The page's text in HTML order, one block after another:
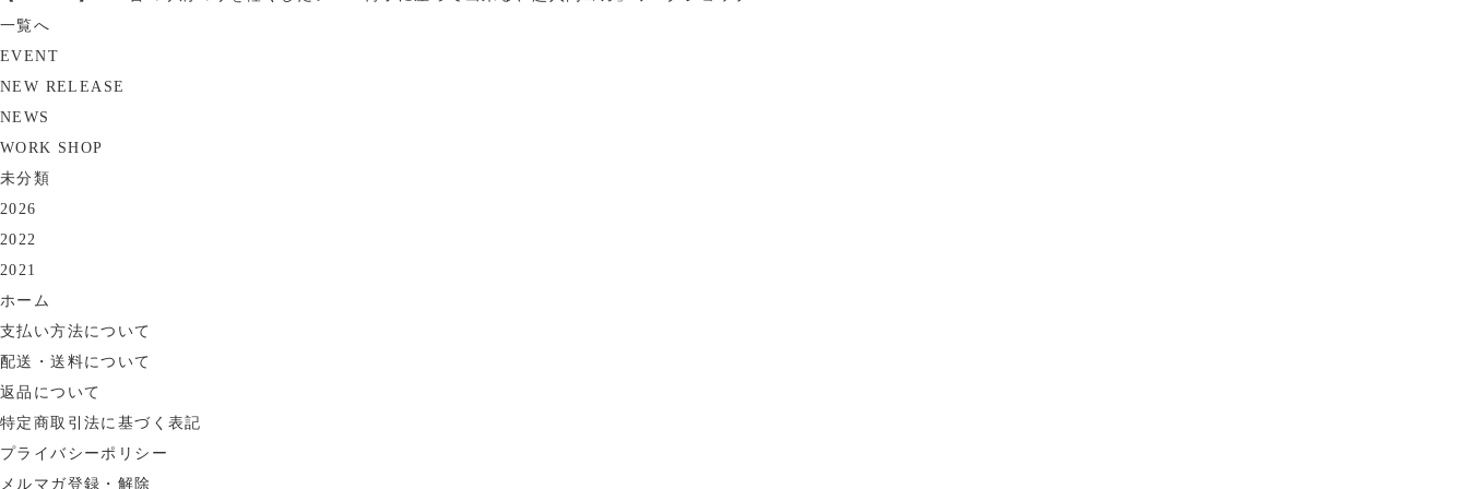
一覧へ
EVENT
NEW RELEASE
NEWS
WORK SHOP
未分類
2026
2022
2021
ホーム
支払い方法について
配送・送料について
返品について
特定商取引法に基づく表記
プライバシーポリシー
メルマガ登録・解除